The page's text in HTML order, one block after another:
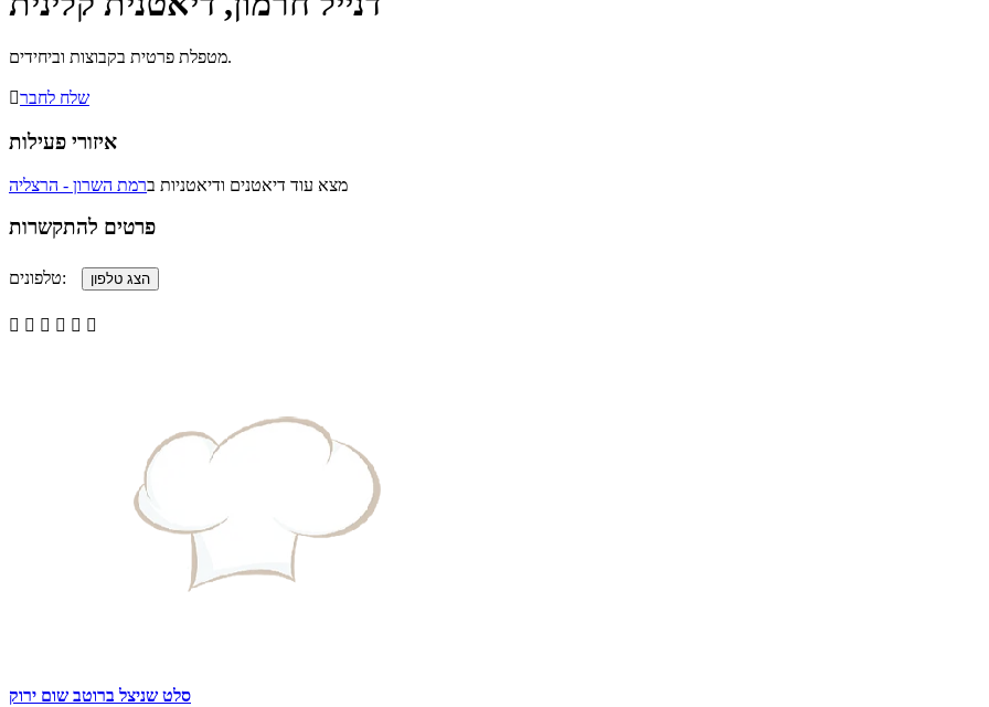
מטפלת פרטית בקבוצות וביחידים.
שלח לחבר
איזורי פעילות
מצא עוד דיאטנים ודיאטניות ברמת השרון - הרצליה
פרטים להתקשרות
טלפונים:
     
סלט שניצל ברוטב שום ירוק